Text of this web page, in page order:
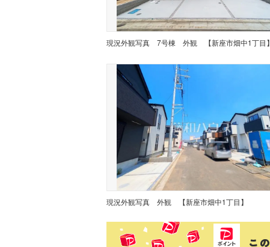
現況外観写真 7号棟 外観 【新座市畑中1丁目】
現況外観写真 外観 【新座市畑中1丁目】